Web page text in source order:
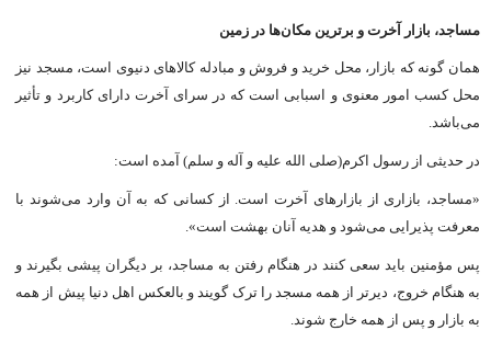
مساجد، بازار آخرت و برترین مکان‌ها در زمین
همان گونه که بازار، محل خرید و فروش و مبادله کالاهاى دنیوى است، مسجد نیز
محل کسب امور معنوى و اسبابى است که در سراى آخرت داراى کاربرد و تأثیر
می‌باشد.
در حدیثى از رسول اکرم(صلی الله علیه و آله و سلم) آمده است:
«مساجد، بازارى از بازارهاى آخرت است. از کسانى که به آن وارد می‌شوند با
معرفت پذیرایى می‌شود و هدیه آنان بهشت است».
پس مؤمنین باید سعى کنند در هنگام رفتن به مساجد، بر دیگران پیشى بگیرند و
به هنگام خروج، دیرتر از همه مسجد را ترک گویند و بالعکس اهل دنیا پیش از همه
به بازار و پس از همه خارج شوند.